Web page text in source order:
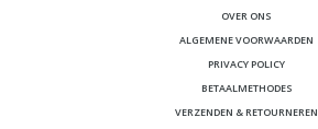
OVER ONS
ALGEMENE VOORWAARDEN
PRIVACY POLICY
BETAALMETHODES
VERZENDEN & RETOURNEREN